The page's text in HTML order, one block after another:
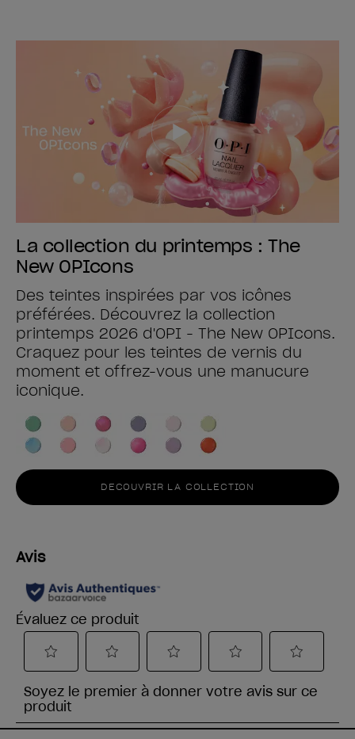
La collection du printemps : The
New OPIcons
Des teintes inspirées par vos icônes
préférées. Découvrez la collection
printemps 2026 d'OPI - The New OPIcons.
Craquez pour les teintes de vernis du
moment et offrez-vous une manucure
iconique.
DECOUVRIR LA COLLECTION